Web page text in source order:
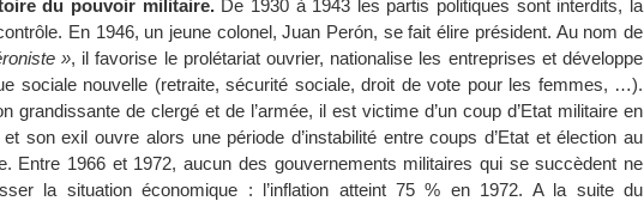
du pouvoir militaire.De 1930 à 1943 les partis politiques sont interdits, la
En 1946, un jeune colonel, Juan Perón, se fait élire président. Au nom de
», il favorise le prolétariat ouvrier, nationalise les entreprises et développe
sociale nouvelle (retraite, sécurité sociale, droit de vote pour les femmes, …).
grandissante de clergé et de l’armée, il est victime d’un coup d’Etat militaire en
son exil ouvre alors une période d’instabilité entre coups d’Etat et élection au
Entre 1966 et 1972, aucun des gouvernements militaires qui se succèdent ne
la situation économique : l’inflation atteint 75 % en 1972. A la suite du